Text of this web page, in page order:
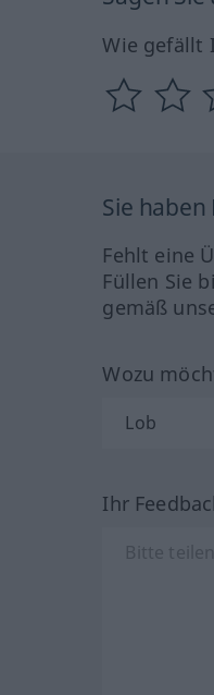
Wie gefällt
Sie
Fehlt eine
Füllen Sie
gemäß
Wozu
Ihr